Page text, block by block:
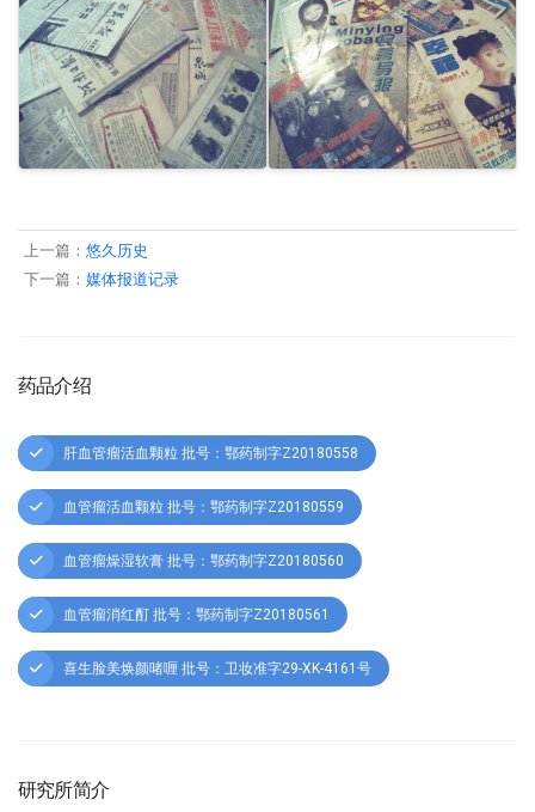
上一篇： 悠久历史
下一篇： 媒体报道记录
药品介绍
肝血管瘤活血颗粒 批号：鄂药制字Z20180558
血管瘤活血颗粒 批号：鄂药制字Z20180559
血管瘤燥湿软膏 批号：鄂药制字Z20180560
血管瘤消红酊 批号：鄂药制字Z20180561
喜生脸美焕颜啫喱 批号：卫妆准字29-XK-4161号
研究所简介